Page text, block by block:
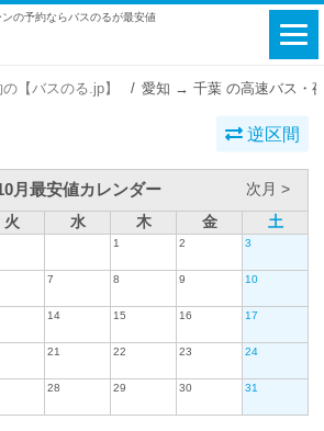
の予約ならバスのるが最安値
【バスのる.jp】 愛知 → 千葉 の高速バス・
逆区間
月最安値カレンダー
次月 >
火 水 木 金 土
1 2 3
7 8 9 10
14 15 16 17
21 22 23 24
28 29 30 31